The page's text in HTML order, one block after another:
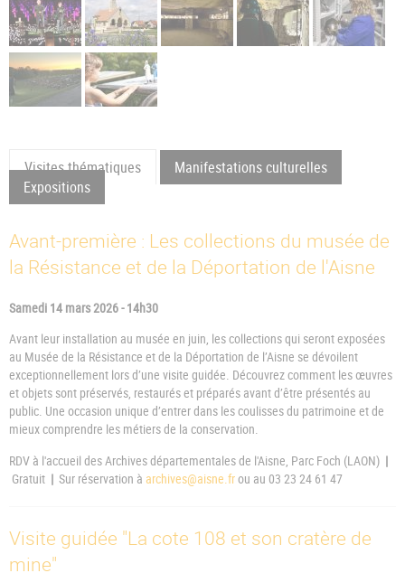
Visites thématiques
Manifestations culturelles
Expositions
Avant-première : Les collections du musée de
la Résistance et de la Déportation de l'Aisne
Samedi 14 mars 2026 - 14h30
Avant leur installation au musée en juin, les collections qui seront exposées
au Musée de la Résistance et de la Déportation de l’Aisne se dévoilent
exceptionnellement lors d’une visite guidée. Découvrez comment les œuvres
et objets sont préservés, restaurés et préparés avant d’être présentés au
public. Une occasion unique d’entrer dans les coulisses du patrimoine et de
mieux comprendre les métiers de la conservation.
RDV à l'accueil des Archives départementales de l'Aisne, Parc Foch (LAON) |
Gratuit | Sur réservation à archives@aisne.frou au 03 23 24 61 47
Visite guidée "La cote 108 et son cratère de
mine"